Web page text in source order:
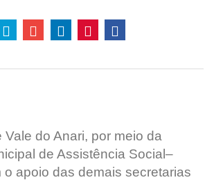
Vale do Anari, por meio da
de Assistência Social–
o apoio das demais secretarias